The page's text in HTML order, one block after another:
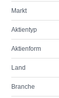
Markt
Aktientyp
Aktienform
Land
Branche